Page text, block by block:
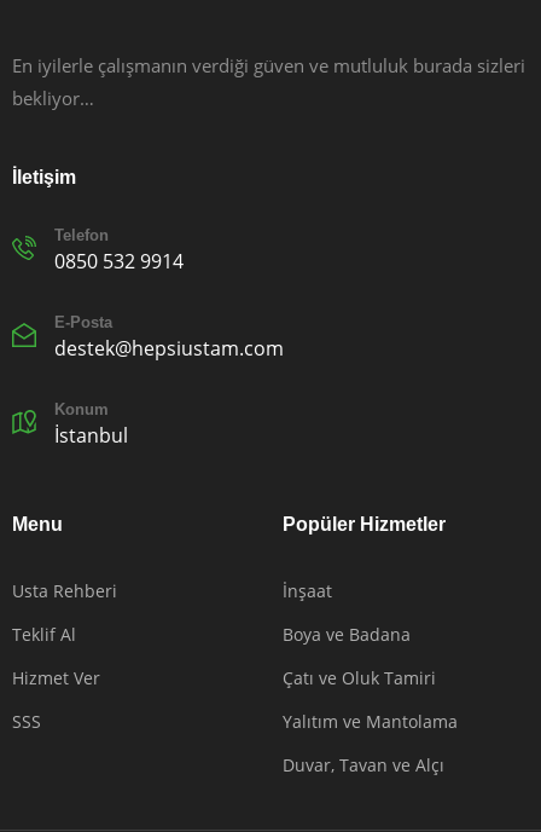
En iyilerle çalışmanın verdiği güven ve mutluluk burada sizleri
bekliyor…
İletişim
Telefon
0850 532 9914
E-Posta
destek@hepsiustam.com
Konum
İstanbul
Menu
Usta Rehberi
Teklif Al
Hizmet Ver
SSS
Popüler Hizmetler
İnşaat
Boya ve Badana
Çatı ve Oluk Tamiri
Yalıtım ve Mantolama
Duvar, Tavan ve Alçı